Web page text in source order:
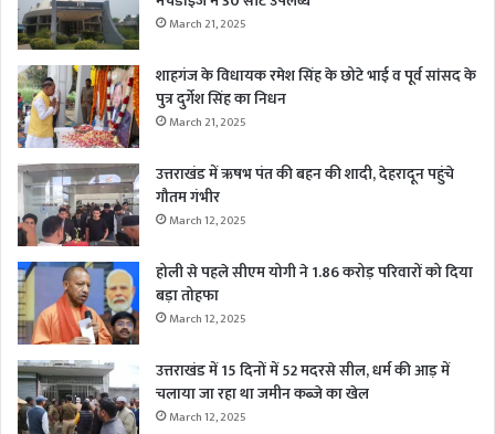
March 21, 2025
शाहगंज के विधायक रमेश सिंह के छोटे भाई व पूर्व सांसद के
पुत्र दुर्गेश सिंह का निधन
March 21, 2025
उत्तराखंड में ऋषभ पंत की बहन की शादी, देहरादून पहुंचे
गौतम गंभीर
March 12, 2025
होली से पहले सीएम योगी ने 1.86 करोड़ परिवारों को दिया
बड़ा तोहफा
March 12, 2025
उत्तराखंड में 15 दिनों में 52 मदरसे सील, धर्म की आड़ में
चलाया जा रहा था जमीन कब्जे का खेल
March 12, 2025